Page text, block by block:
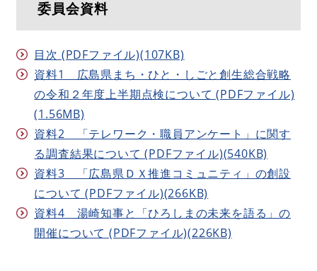
委員会資料
目次 (PDFファイル)(107KB)
資料1 広島県まち・ひと・しごと創生総合戦略
の令和２年度上半期点検について (PDFファイル)
(1.56MB)
資料2 「テレワーク・職員アンケート」に関す
る調査結果について (PDFファイル)(540KB)
資料3 「広島県ＤＸ推進コミュニティ」の創設
について (PDFファイル)(266KB)
資料4 湯崎知事と「ひろしまの未来を語る」の
開催について (PDFファイル)(226KB)